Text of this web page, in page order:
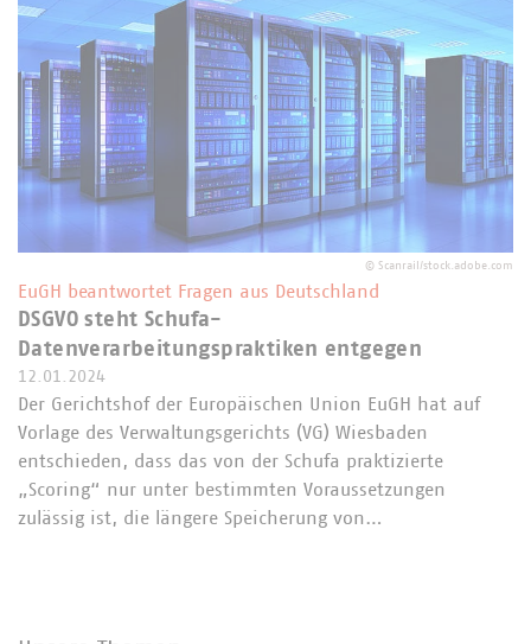
© Scanrail/stock.adobe.com
EuGH beantwortet Fragen aus Deutschland
DSGVO steht Schufa-
Datenverarbeitungspraktiken entgegen
12.01.2024
Der Gerichtshof der Europäischen Union EuGH hat auf
Vorlage des Verwaltungsgerichts (VG) Wiesbaden
entschieden, dass das von der Schufa praktizierte
„Scoring“ nur unter bestimmten Voraussetzungen
zulässig ist, die längere Speicherung von…